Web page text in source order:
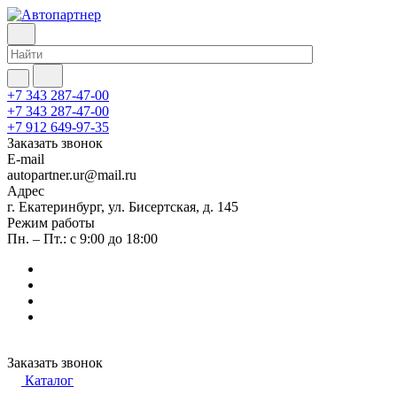
+7 343 287-47-00
+7 343 287-47-00
+7 912 649-97-35
Заказать звонок
E-mail
autopartner.ur@mail.ru
Адрес
г. Екатеринбург, ул. Бисертская, д. 145
Режим работы
Пн. – Пт.: с 9:00 до 18:00
Заказать звонок
Каталог